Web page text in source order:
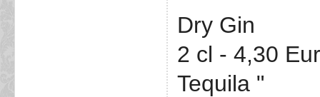
Dry Gin
2 cl - 4,30
Tequila "